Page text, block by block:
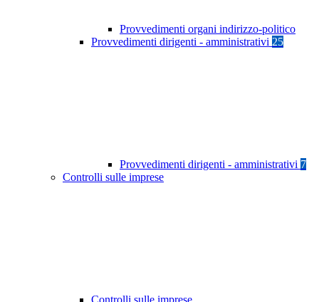
Provvedimenti organi indirizzo-politico
Provvedimenti dirigenti - amministrativi 25
Provvedimenti dirigenti - amministrativi 7
Controlli sulle imprese